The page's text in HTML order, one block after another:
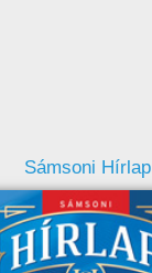
Sámsoni Hírlap